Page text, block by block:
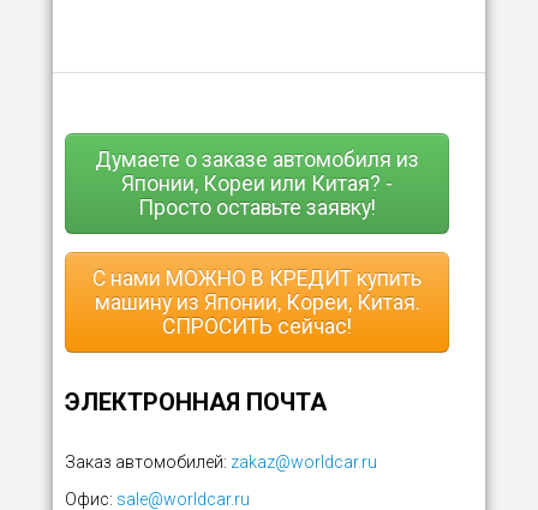
Думаете о заказе автомобиля из
Японии, Кореи или Китая? -
Просто оставьте заявку!
С нами МОЖНО В КРЕДИТ купить
машину из Японии, Кореи, Китая.
СПРОСИТЬ сейчас!
ЭЛЕКТРОННАЯ ПОЧТА
Заказ автомобилей: zakaz@worldcar.ru
Офис: sale@worldcar.ru